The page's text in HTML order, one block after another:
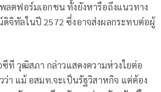
ตฟอร์มเอกชน ทั้งยังหารือถึงแนวทาง
จิทัลในปี 2572 ซึ่งอาจส่งผลกระทบต่อผู้
ที วุฒิสภา กล่าวแสดงความห่วงใยต่อ
า แม้ อสมท.จะเป็นรัฐวิสาหกิจ แต่ต้อง